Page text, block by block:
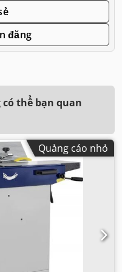
đăng
thể bạn quan
Quảng cáo nhỏ